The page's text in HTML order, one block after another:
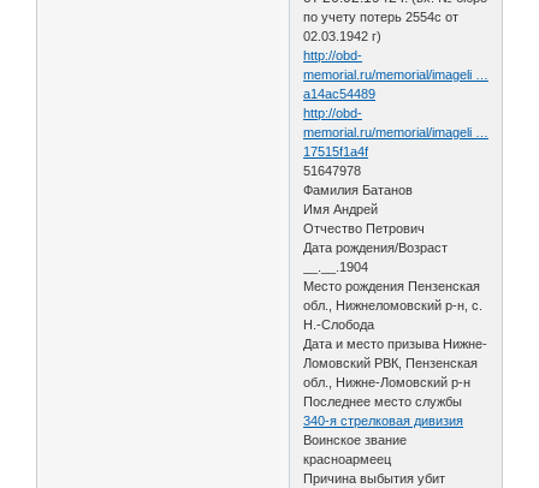
по учету потерь 2554с от
02.03.1942 г)
http://obd-
memorial.ru/memorial/imageli …
a14ac54489
http://obd-
memorial.ru/memorial/imageli …
17515f1a4f
51647978
Фамилия Батанов
Имя Андрей
Отчество Петрович
Дата рождения/Возраст
__.__.1904
Место рождения Пензенская
обл., Нижнеломовский р-н, с.
Н.-Слобода
Дата и место призыва Нижне-
Ломовский РВК, Пензенская
обл., Нижне-Ломовский р-н
Последнее место службы
340-я стрелковая дивизия
Воинское звание
красноармеец
Причина выбытия убит